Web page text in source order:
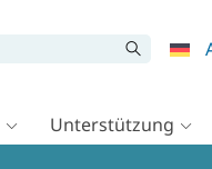
Unterstützung